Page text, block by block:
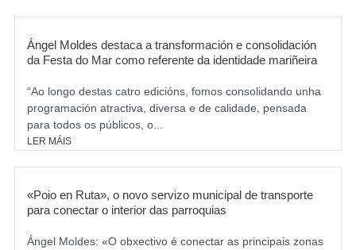
m
Ángel Moldes destaca a transformación e consolidación
da Festa do Mar como referente da identidade mariñeira
“Ao longo destas catro edicións, fomos consolidando unha
programación atractiva, diversa e de calidade, pensada
para todos os públicos, o...
LER MÁIS
«Poio en Ruta», o novo servizo municipal de transporte
para conectar o interior das parroquias
Ángel Moldes: «O obxectivo é conectar as principais zonas